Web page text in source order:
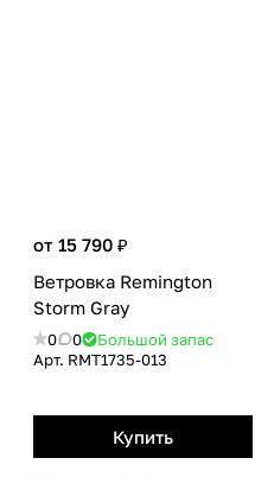
от 15 790 ₽
Ветровка Remington
Storm Gray
0 0
Большой запас
Арт. RMТ1735-013
Купить